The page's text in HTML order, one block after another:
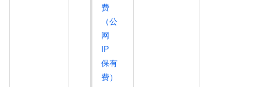
费
（公
网
IP
保有
费）